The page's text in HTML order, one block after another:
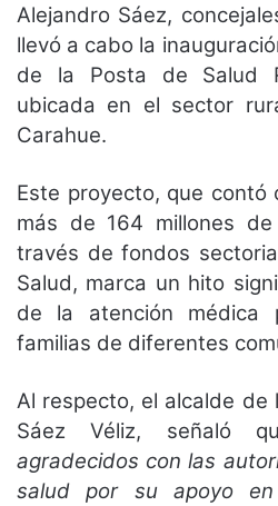
Alejandro Sáez,
llevó a cabo la
de la Posta de Salud
ubicada en el sector
Carahue.
Este proyecto, que contó
más de 164 millones
través de fondos
Salud, marca un hito
de la atención médica
familias de diferentes
Al respecto, el alcalde de
Sáez Véliz,
señaló
agradecidos con las
salud por su apoyo